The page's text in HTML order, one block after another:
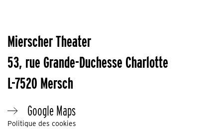
Mierscher Theater
53, rue Grande-Duchesse Charlotte
L-7520 Mersch
Google Maps
Politique des cookies